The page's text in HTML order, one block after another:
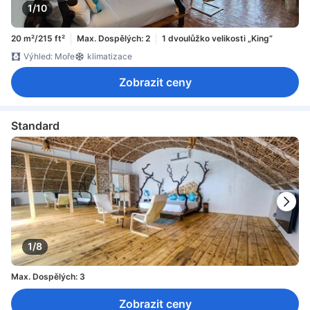
1/10
20 m²/215 ft² Max. Dospělých: 2
1 dvoulůžko velikosti „King“
Výhled: Moře
klimatizace
Zobrazit ceny
Standard
1/8
Max. Dospělých: 3
Zobrazit ceny